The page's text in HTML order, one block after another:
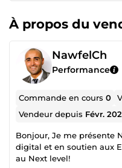
À propos du
NawfelCh
Performance
Commande en cours0
Vendeur depuis Févr.
Bonjour, Je me présente
digital et en soutien aux
au Next level!